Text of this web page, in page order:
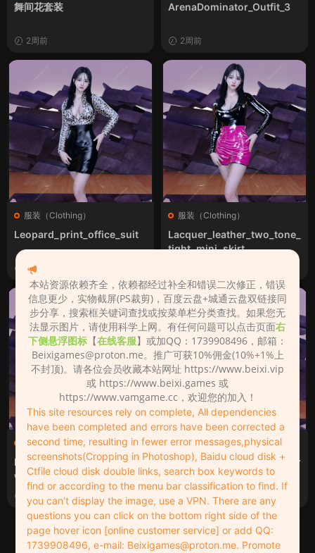
舞间花套装
2周前
ArenaDominator_Outfit_3
2周前
服装（Clothing）
Leopard_print_office_suit
2周前
服装（Clothing）
Lacquer_leather_two_tone_
tight_mini_skirt
服装（Clothing）
DMM_exclusive_clothing_a
ward_gown
服装（Clothing）
KKND.BDSM_patent_leather
_tight_fitting_suit_set.1.var
2周前
1 2 3 ... 65 下一页 跳转
本站资源依赖齐全，依赖都经过补全和错误二次修正，错误
信息更少，实物截屏(PS裁剪)，百度云盘+城通云盘双链接同
步分享，搜索框关键词查找或按菜单栏分类查找。如果您无
法显示图片，请使用科学上网。有任何问题可以点击页面右
下侧悬浮图标 【在线客服】或加QQ：1739908496，邮箱：
Beixigames@proton.me。推广可获10%佣金(10%+1%上
不封顶)。请各位会员收藏本站网址 https://www.beixi.vip
或 https://www.beixi.games 或
https://www.vamgame.cc，欢迎您的加入！
This site resources rely on complete, All dependencies
have been completed and errors have been corrected a
second time, resulting in fewer error messages,physical
screenshots(Cropping in Photoshop), Baidu cloud disk +
Ctfile cloud disk double links, search box keywords to
find or according to the menu bar classification to find. If
you can't display the image, use a VPN. There are any
questions you can click on the bottom right side of the
page hover icon [online customer service] or add QQ:
1739908496, e-mail: Beixigames@proton.me. Promote